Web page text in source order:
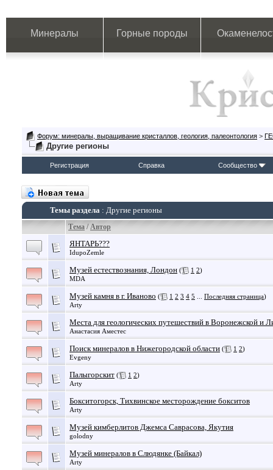
Минералы Горные породы
Форум: минералы, выращивание кристаллов, геология, палеонтология >
Другие регионы
Регистрация Справка Сообщество
Темы раздела : Другие регионы
Тема /Автор
ЯНТАРЬ???
IdupoZemle
Музей естествознания, Лондон ( 1 2)
MDA
Музей камня в г. Иваново ( 1 2 3 4 5 Последняя страница)
Arty
Места для геологических путешествий в Воронежской и
Анастасия Аместес
Поиск минералов в Нижегородской области ( 1 2)
Evgeny
Палыгорскит ( 1 2)
Arty
Бокситогорск, Тихвинское месторождение бокситов
Arty
Музей кимберлитов Джемса Саврасова, Якутия
golodny
Музей минералов в Слюдянке (Байкал)
Arty